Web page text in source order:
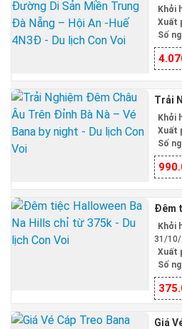
Sản
An -
Khởi
Xuất
Số
Trải
Đỉnh
Khởi
Xuất
Số
Đêm
chỉ
Khởi
31/
Xuất
Số
Giá